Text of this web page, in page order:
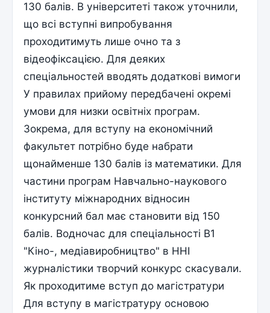
130 балів. В університеті також уточнили,
що всі вступні випробування
проходитимуть лише очно та з
відеофіксацією. Для деяких
спеціальностей вводять додаткові вимоги
У правилах прийому передбачені окремі
умови для низки освітніх програм.
Зокрема, для вступу на економічний
факультет потрібно буде набрати
щонайменше 130 балів із математики. Для
частини програм Навчально-наукового
інституту міжнародних відносин
конкурсний бал має становити від 150
балів. Водночас для спеціальності В1
"Кіно-, медіавиробництво" в ННІ
журналістики творчий конкурс скасували.
Як проходитиме вступ до магістратури
Для вступу в магістратуру основою